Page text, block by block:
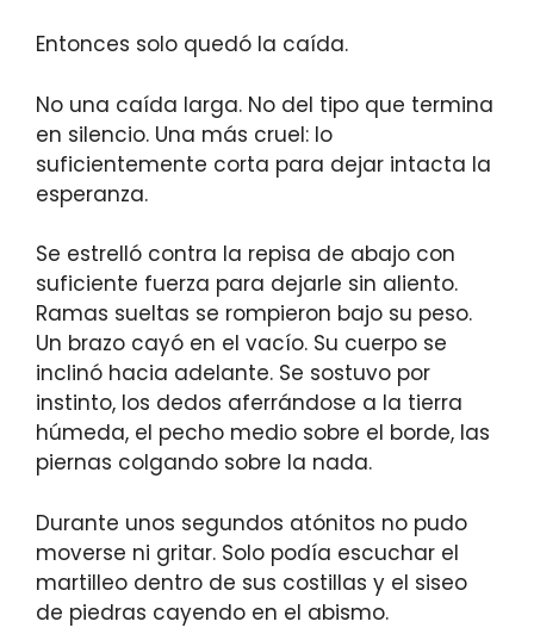
Entonces solo quedó la caída.
No una caída larga. No del tipo que termina
en silencio. Una más cruel: lo
suficientemente corta para dejar intacta la
esperanza.
Se estrelló contra la repisa de abajo con
suficiente fuerza para dejarle sin aliento.
Ramas sueltas se rompieron bajo su peso.
Un brazo cayó en el vacío. Su cuerpo se
inclinó hacia adelante. Se sostuvo por
instinto, los dedos aferrándose a la tierra
húmeda, el pecho medio sobre el borde, las
piernas colgando sobre la nada.
Durante unos segundos atónitos no pudo
moverse ni gritar. Solo podía escuchar el
martilleo dentro de sus costillas y el siseo
de piedras cayendo en el abismo.